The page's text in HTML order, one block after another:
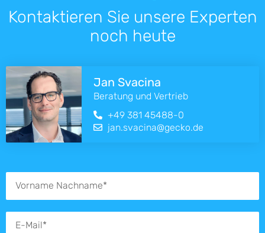
Kontaktieren Sie unsere Experten
noch heute
Jan Svacina
Beratung und Vertrieb
+49 381 45488-0
jan.svacina@gecko.de